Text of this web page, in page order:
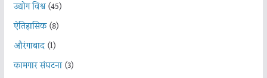
उद्योग विश्व(45)
ऐतिहासिक(8)
औरंगाबाद(1)
कामगार संघटना(3)